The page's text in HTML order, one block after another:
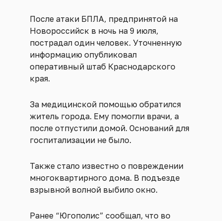
После атаки БПЛА, предпринятой на
Новороссийск в ночь на 9 июля,
пострадал один человек. Уточненную
информацию опубликовал
оперативный штаб Краснодарского
края.
За медицинской помощью обратился
житель города. Ему помогли врачи, а
после отпустили домой. Оснований для
госпитализации не было.
Также стало известно о повреждении
многоквартирного дома. В подъезде
взрывной волной выбило окно.
Ранее “Югополис” сообщал, что во